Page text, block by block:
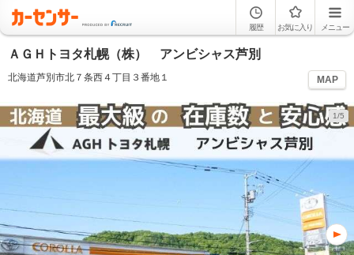
履歴 お気に入り メニュー
ＡＧＨトヨタ札幌（株） アンビシャス芦別
北海道芦別市北７条西４丁目３番地１ MAP
1/5